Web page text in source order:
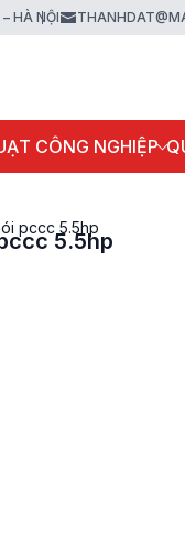
HÀ NỘI
CÔNG NGHIỆP
pccc 5.5hp
5.5hp